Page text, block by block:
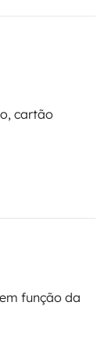
cartão
função da